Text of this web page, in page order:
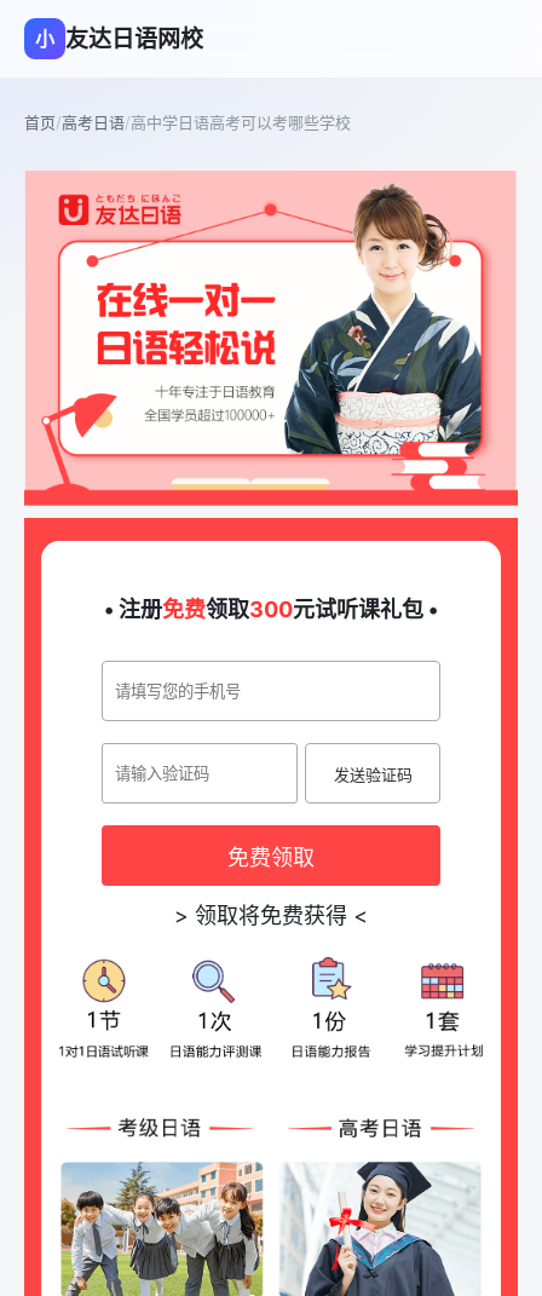
小 友达日语网校
首页/高考日语/高中学日语高考可以考哪些学校
• 注册免费领取300元试听课礼包 •
发送验证码
免费领取
> 领取将免费获得 <